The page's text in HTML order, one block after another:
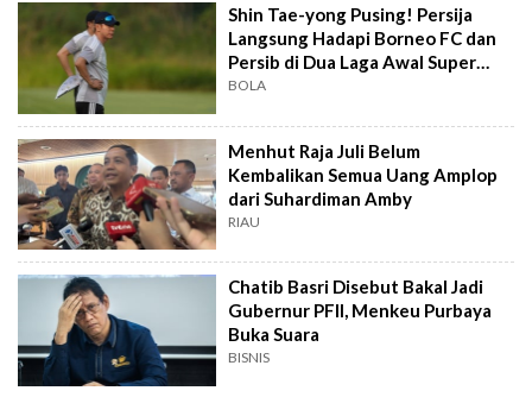
Shin Tae-yong Pusing! Persija
Langsung Hadapi Borneo FC dan
Persib di Dua Laga Awal Super
League
BOLA
Menhut Raja Juli Belum
Kembalikan Semua Uang Amplop
dari Suhardiman Amby
RIAU
Chatib Basri Disebut Bakal Jadi
Gubernur PFII, Menkeu Purbaya
Buka Suara
BISNIS